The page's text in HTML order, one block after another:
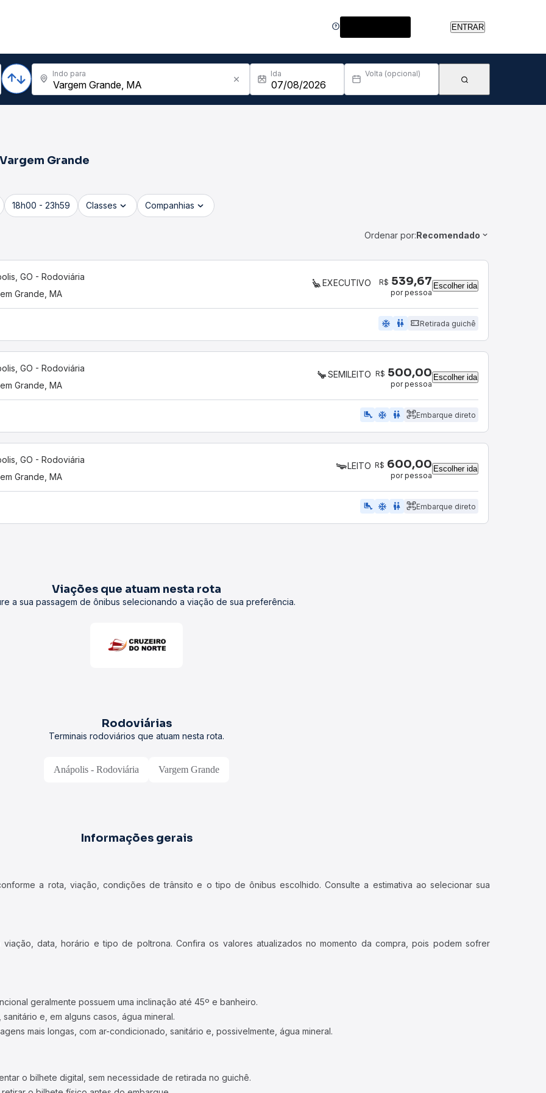
ENTRAR
Indo para Ida Volta (opcional)
Vargem Grande
18h00 - 23h59 Classes Companhias
Ordenar por:Recomendado
GO - Rodoviária
Grande, MA
EXECUTIVO R$ 539,67
por pessoa
Escolher ida
ac_unit wc Retirada guichê
GO - Rodoviária
Grande, MA
SEMILEITO R$ 500,00
por pessoa
Escolher ida
airline_seat_legroom_extra ac_unit WC Embarque direto
GO - Rodoviária
Grande, MA
LEITO R$ 600,00
por pessoa
Escolher ida
airline_seat_legroom_extra ac_unit wc Embarque direto
Viações que atuam nesta rota
a sua passagem de ônibus selecionando a viação de sua preferência.
Rodoviárias
Terminais rodoviários que atuam nesta rota.
Anápolis - Rodoviária Vargem Grande
Informações gerais
a rota, viação, condições de trânsito e o tipo de ônibus escolhido. Consulte a estimativa ao selecionar sua
data, horário e tipo de poltrona. Confira os valores atualizados no momento da compra, pois podem sofrer
geralmente possuem uma inclinação até 45º e banheiro.
e, em alguns casos, água mineral.
mais longas, com ar-condicionado, sanitário e, possivelmente, água mineral.
o bilhete digital, sem necessidade de retirada no guichê.